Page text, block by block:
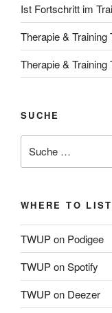
Ist Fortschritt im
Therapie &
Therapie &
SUCHE
nach:
WHERE TO
TWUP on Podigee
TWUP on Spotify
TWUP on Deezer